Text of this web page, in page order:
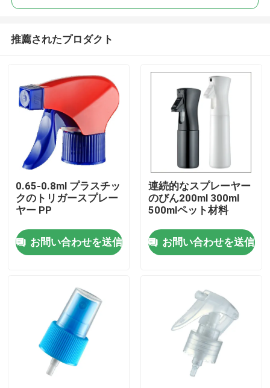
ホーム
製品
会社案内
品質管理
推薦されたプロダクト
0.65-0.8ml プラスチッ
クのトリガースプレー
ヤー PP
お問い合わせを送信
連続的なスプレーヤー
のびん200ml 300ml
500mlペット材料
お問い合わせを送信